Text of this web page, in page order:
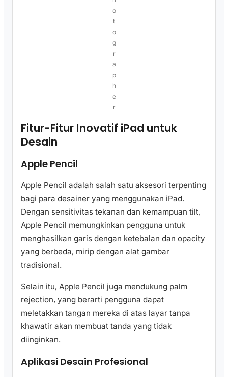
o
t
o
g
r
a
p
h
e
r
Fitur-Fitur Inovatif iPad untuk
Desain
Apple Pencil
Apple Pencil adalah salah satu aksesori terpenting
bagi para desainer yang menggunakan iPad.
Dengan sensitivitas tekanan dan kemampuan tilt,
Apple Pencil memungkinkan pengguna untuk
menghasilkan garis dengan ketebalan dan opacity
yang berbeda, mirip dengan alat gambar
tradisional.
Selain itu, Apple Pencil juga mendukung palm
rejection, yang berarti pengguna dapat
meletakkan tangan mereka di atas layar tanpa
khawatir akan membuat tanda yang tidak
diinginkan.
Aplikasi Desain Profesional